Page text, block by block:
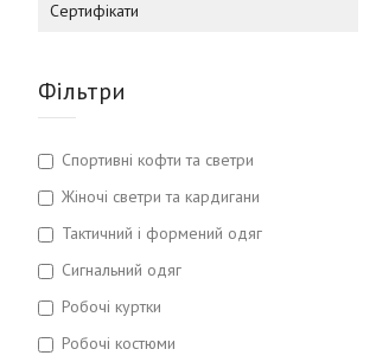
Сертифікати
Фільтри
Спортивні кофти та светри
Жіночі светри та кардигани
Тактичний і формений одяг
Сигнальний одяг
Робочі куртки
Робочі костюми